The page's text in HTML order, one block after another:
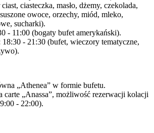
ciasteczka, masło, dżemy, czekolada,
owoce, orzechy, miód, mleko,
sucharki).
- 11:00 (bogaty bufet amerykański).
- 21:30 (bufet, wieczory tematyczne,
„Athenea” w formie bufetu.
carte „Anassa”, możliwość rezerwacji kolacji
- 22:00).